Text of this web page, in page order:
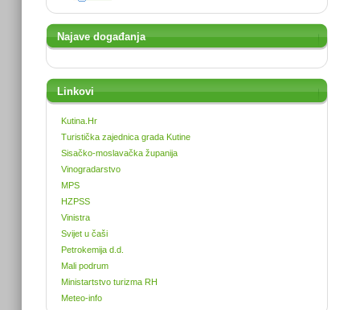
Najave događanja
Linkovi
Kutina.Hr
Turistička zajednica grada Kutine
Sisačko-moslavačka županija
Vinogradarstvo
MPS
HZPSS
Vinistra
Svijet u čaši
Petrokemija d.d.
Mali podrum
Ministartstvo turizma RH
Meteo-info